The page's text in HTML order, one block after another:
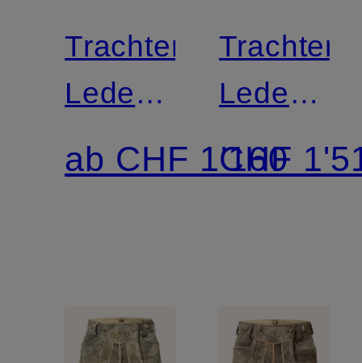
Trachten-
Lederhose
MAXIMUS
ab CHF 1'160
Trachten-
RAMSAU
CHF